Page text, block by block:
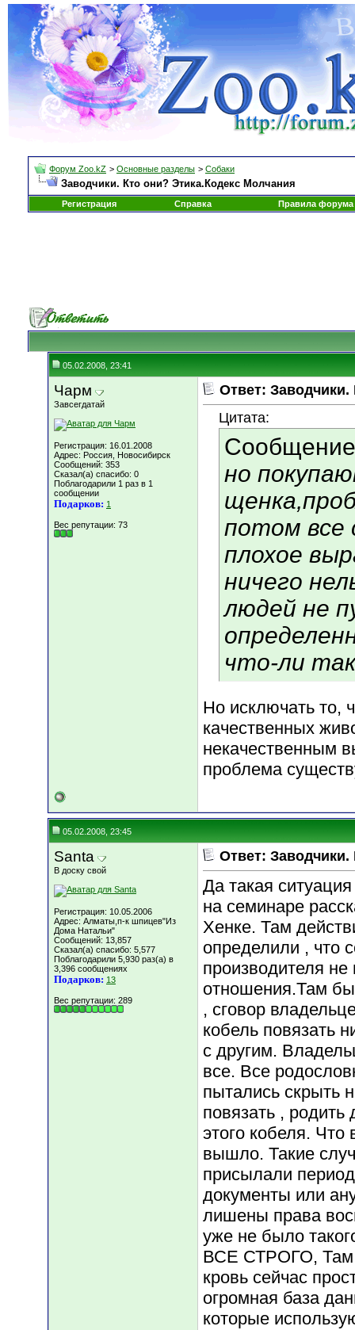
Форум Zoo.kZ > Основные разделы > Собаки
Заводчики. Кто они? Этика.Кодекс Молчания
Регистрация Справка Правила форума
05.02.2008, 23:41
Чарм
Завсегдатай
Регистрация: 16.01.2008
Адрес: Россия, Новосибирск
Сообщений: 353
Сказал(а) спасибо: 0
Поблагодарили 1 раз в 1
сообщении
Подарков: 1
Вес репутации: 73
Ответ:
Цитата:
но
потом все
плохое
ничего
людей не
что-ли
Но исключать то,
качественных
некачественным
проблема
05.02.2008, 23:45
Santa
В доску свой
Регистрация: 10.05.2006
Адрес: Алматы,п-к шпицев"Из
Дома Натальи"
Сообщений: 13,857
Сказал(а) спасибо: 5,577
Поблагодарили 5,930 раз(а) в
3,396 сообщениях
Подарков: 13
Вес репутации: 289
Ответ:
Да такая
на семинаре
Хенке. Там
определили , что
производителя
отношения.Там
, сговор
кобель повязать
с другим.
все. Все
пытались скрыть
повязать , родить
этого кобеля.
вышло. Такие
присылали
документы или
лишены права
уже не было
ВСЕ СТРОГО, Там
кровь сейчас
огромная база
которые